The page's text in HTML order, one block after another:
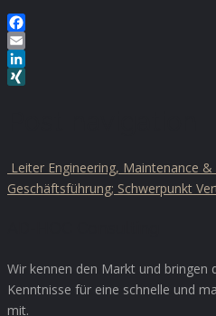
Facebook
Email
LinkedIn
Leiter Engineering, Maintenance
Geschäftsführung; Schwerpunkt
Wir kennen den Markt und bringen
Kenntnisse für eine schnelle und
mit.